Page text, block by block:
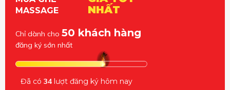
MASSAGE
NHẤT
Chỉ dành cho 50 khách hàng
đăng ký sớn nhất
Đã có 34 lượt đăng ký hôm nay